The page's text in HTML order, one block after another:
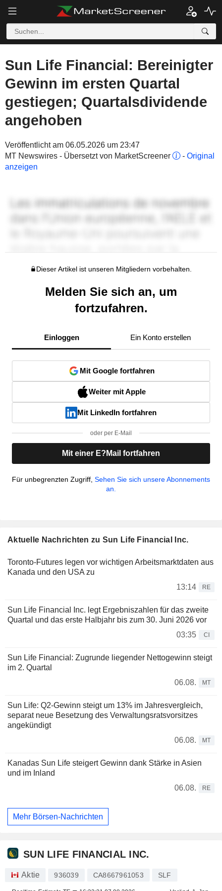
Sun Life Financial: Bereinigter
Gewinn im ersten Quartal
gestiegen; Quartalsdividende
angehoben
Veröffentlicht am 06.05.2026 um 23:47
MT Newswires - Übersetzt von MarketScreener
- Original
anzeigen
Dieser Artikel ist unseren Mitgliedern vorbehalten.
Melden Sie sich an, um
fortzufahren.
Einloggen Ein Konto erstellen
Mit Google fortfahren
Weiter mit Apple
Mit LinkedIn fortfahren
oder per E-Mail
Mit einer E?Mail fortfahren
Für unbegrenzten Zugriff, Sehen Sie sich unsere Abonnements
an.
Aktuelle Nachrichten zu Sun Life Financial Inc.
Toronto-Futures legen vor wichtigen Arbeitsmarktdaten aus
Kanada und den USA zu
13:14
RE
Sun Life Financial Inc. legt Ergebniszahlen für das zweite
Quartal und das erste Halbjahr bis zum 30. Juni 2026 vor
03:35
CI
Sun Life Financial: Zugrunde liegender Nettogewinn steigt
im 2. Quartal
06.08.
MT
Sun Life: Q2-Gewinn steigt um 13% im Jahresvergleich,
separat neue Besetzung des Verwaltungsratsvorsitzes
angekündigt
06.08.
MT
Kanadas Sun Life steigert Gewinn dank Stärke in Asien
und im Inland
06.08.
RE
Mehr Börsen-Nachrichten
SUN LIFE FINANCIAL INC.
Aktie 936039 CA8667961053 SLF